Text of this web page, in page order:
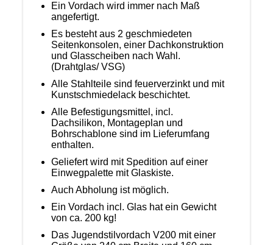
Ein Vordach wird immer nach Maß
angefertigt.
Es besteht aus 2 geschmiedeten
Seitenkonsolen, einer Dachkonstruktion
und Glasscheiben nach Wahl.
(Drahtglas/ VSG)
Alle Stahlteile sind feuerverzinkt und mit
Kunstschmiedelack beschichtet.
Alle Befestigungsmittel, incl.
Dachsilikon, Montageplan und
Bohrschablone sind im Lieferumfang
enthalten.
Geliefert wird mit Spedition auf einer
Einwegpalette mit Glaskiste.
Auch Abholung ist möglich.
Ein Vordach incl. Glas hat ein Gewicht
von ca. 200 kg!
Das Jugendstilvordach V200 mit einer